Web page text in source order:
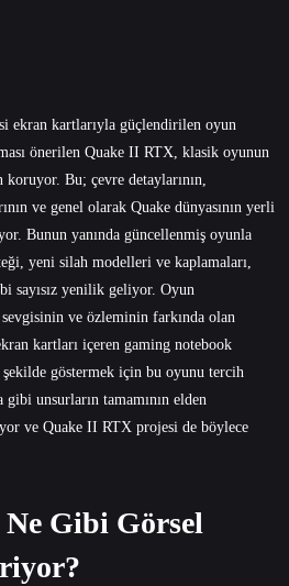
ekran kartlarıyla güçlendirilen oyun
önerilen Quake II RTX, klasik oyunun
koruyor. Bu; çevre detaylarının,
ve genel olarak Quake dünyasının yerli
Bunun yanında güncellenmiş oyunla
yeni silah modelleri ve kaplamaları,
yenilik geliyor. Oyun
ve özleminin farkında olan
kartları içeren gaming notebook
göstermek için bu oyunu tercih
gibi unsurların tamamının elden
ve Quake II RTX projesi de böylece
Gibi Görsel